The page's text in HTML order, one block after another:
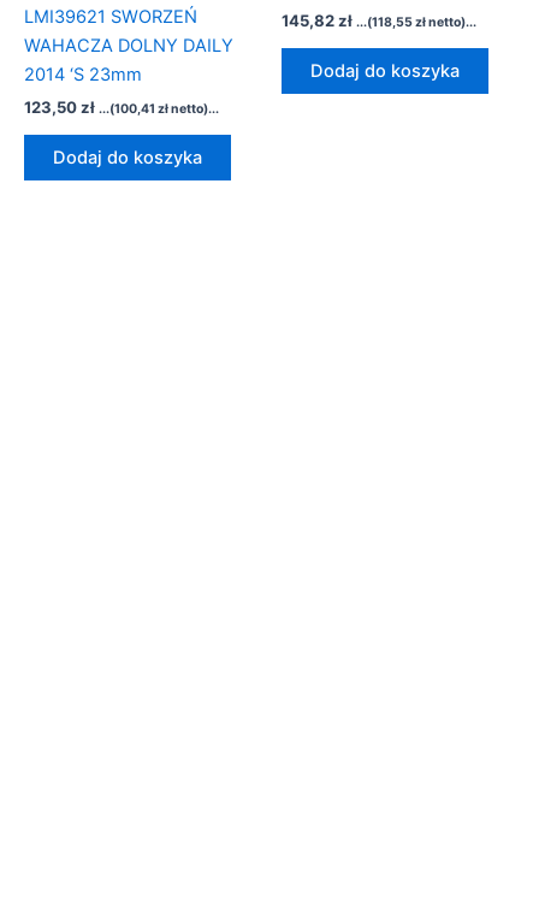
LMI39621 SWORZEŃ
WAHACZA DOLNY DAILY
2014 ‘S 23mm
123,50zł ...(100,41 złnetto)...
Dodaj do koszyka
145,82zł ...(118,55złnetto)...
Dodaj do koszyka